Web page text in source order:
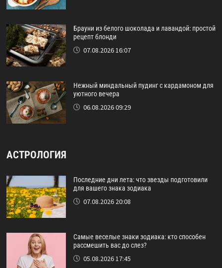
Брауни из белого шоколада и лавандой: простой
рецепт блонди
07.08.2026 16:07
Нежный миндальный пудинг с кардамоном для
уютного вечера
06.08.2026 09:29
АСТРОЛОГИЯ
Последние дни лета: что звезды подготовили
для вашего знака зодиака
07.08.2026 20:08
Самые веселые знаки зодиака: кто способен
рассмешить вас до слез?
05.08.2026 17:45